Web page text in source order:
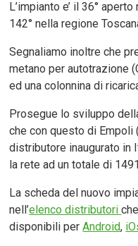
L’impianto e’ il 36°
142° nella regione
Segnaliamo inoltre che
metano per autotrazione
ed una colonnina di
Prosegue lo sviluppo
che con questo di Empoli
distributore inaugurato in
la rete ad un totale di
La scheda del nuovo
nell’elenco distributori
disponibili perAndroid,